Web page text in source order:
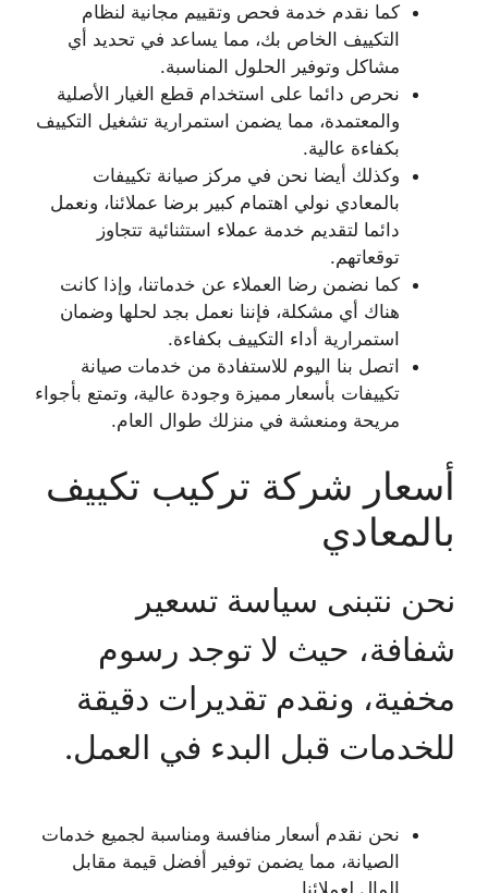
كما نقدم خدمة فحص وتقييم مجانية لنظام
التكييف الخاص بك، مما يساعد في تحديد أي
مشاكل وتوفير الحلول المناسبة.
نحرص دائما على استخدام قطع الغيار الأصلية
والمعتمدة، مما يضمن استمرارية تشغيل التكييف
بكفاءة عالية.
وكذلك أيضا نحن في مركز صيانة تكييفات
بالمعادي نولي اهتمام كبير برضا عملائنا، ونعمل
دائما لتقديم خدمة عملاء استثنائية تتجاوز
توقعاتهم.
كما نضمن رضا العملاء عن خدماتنا، وإذا كانت
هناك أي مشكلة، فإننا نعمل بجد لحلها وضمان
استمرارية أداء التكييف بكفاءة.
اتصل بنا اليوم للاستفادة من خدمات صيانة
تكييفات بأسعار مميزة وجودة عالية، وتمتع بأجواء
مريحة ومنعشة في منزلك طوال العام.
أسعار شركة تركيب تكييف
بالمعادي
نحن نتبنى سياسة تسعير
شفافة، حيث لا توجد رسوم
مخفية، ونقدم تقديرات دقيقة
للخدمات قبل البدء في العمل.
نحن نقدم أسعار منافسة ومناسبة لجميع خدمات
الصيانة، مما يضمن توفير أفضل قيمة مقابل
المال لعملائنا.